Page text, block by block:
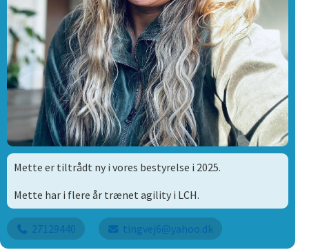
Mette er tiltrådt ny i vores bestyrelse i 2025.
Mette har i flere år trænet agility i LCH.
27129440 tingvej6@yahoo.dk